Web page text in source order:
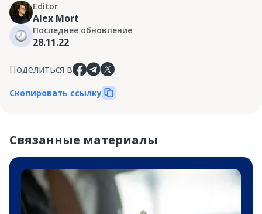
Editor
Alex Mort
Последнее обновление
28.11.22
Поделиться в
Скопировать ссылку
Связанные материалы